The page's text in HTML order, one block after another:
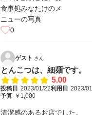
0
ゲスト さん
とんこつは、細麺です。
5.00
投稿日 2023/01/22利用日 2023/
予算 ￥1,000
清潔感のあるお店でした。